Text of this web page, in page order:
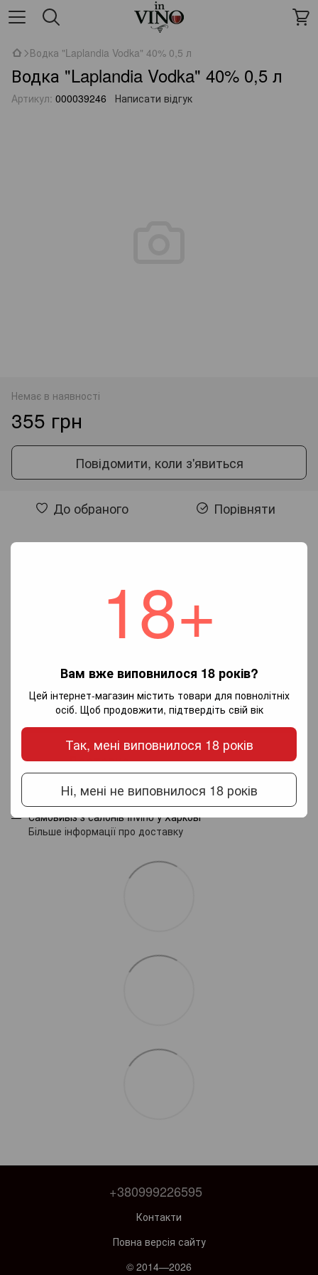
18+
Вам вже виповнилося 18 років?
Цей інтернет-магазин містить товари для повнолітніх
осіб. Щоб продовжити, підтвердіть свій вік
Так, мені виповнилося 18 років
Ні, мені не виповнилося 18 років
Водка "Laplandia Vodka" 40% 0,5 л
Водка "Laplandia Vodka" 40% 0,5 л
Артикул: 000039246 Написати відгук
Немає в наявності
355 грн
Повідомити, коли з'явиться
До обраного Порівняти
Написати відгук
Доставка Оплата Гарантія
Новою поштою по Україні - за тарифами перевізника.
Самовивіз з салонів Invino у Харкові
Більше інформації про доставку
+380999226595
Контакти
Повна версія сайту
© 2014—2026